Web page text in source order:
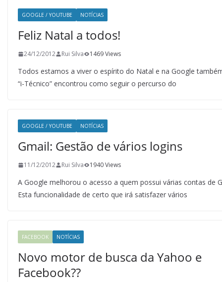
GOOGLE / YOUTUBE NOTÍCIAS
Feliz Natal a todos!
24/12/2012 Rui Silva 1469 Views
Todos estamos a viver o espírito do Natal e na Google
“i-Técnico” encontrou como seguir o percurso do
GOOGLE / YOUTUBE NOTÍCIAS
Gmail: Gestão de vários logins
11/12/2012 Rui Silva 1940 Views
A Google melhorou o acesso a quem possui várias contas de
Esta funcionalidade de certo que irá satisfazer vários
FACEBOOK NOTÍCIAS
Novo motor de busca da Yahoo e
Facebook??